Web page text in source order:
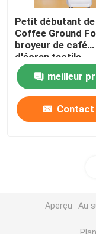
Petit débutant de
Coffee Ground
broyeur de café
d'écran tactile
d'expresso de
d'entréemeilleur
Contact
Aperçu Au